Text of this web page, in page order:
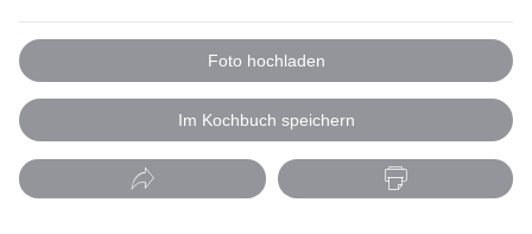
Foto hochladen
Im Kochbuch speichern